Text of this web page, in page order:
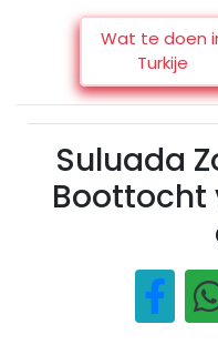
Wat te doen
Turkije
Suluada
Boottocht